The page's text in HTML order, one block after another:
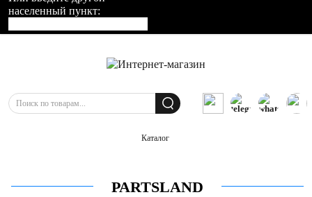
населенный пункт:
Каталог
PARTSLAND